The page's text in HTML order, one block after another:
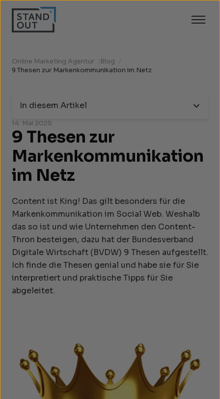
Online Marketing Agentur Blog
9 Thesen zur Markenkommunikation im Netz
In diesem Artikel
14. Mai 2025
9 Thesen zur
Markenkommunikation
im Netz
Content ist King! Das gilt besonders für die
Markenkommunikation im Social Web. Weshalb
das so ist und wie Unternehmen den Content-
Thron besteigen, dazu hat der Bundesverband
Digitale Wirtschaft (BVDW) 9 Thesen aufgestellt.
Ich finde die Thesen genial und habe sie für Sie
interpretiert und praktische Tipps für Sie
abgeleitet.